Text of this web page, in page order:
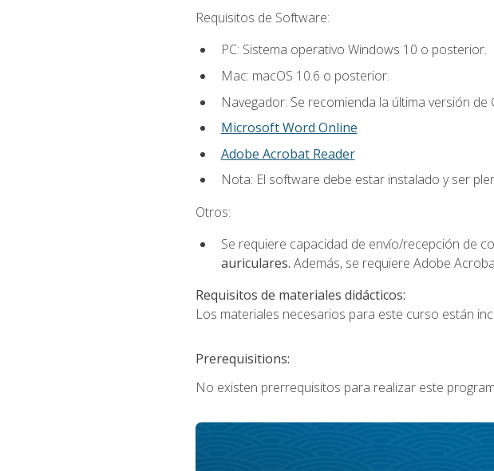
Requisitos de Software:
PC: Sistema operativo Windows 10 o posterior.
Mac: macOS 10.6 o posterior.
Navegador: Se recomienda la última versión
Microsoft Word Online
Adobe Acrobat Reader
Nota: El software debe estar instalado y ser
Otros:
Se requiere capacidad de envío/recepción de
auriculares. Además, se requiere Adobe
Requisitos de materiales didácticos:
Los materiales necesarios para este curso están
Prerequisitions:
No existen prerrequisitos para realizar este